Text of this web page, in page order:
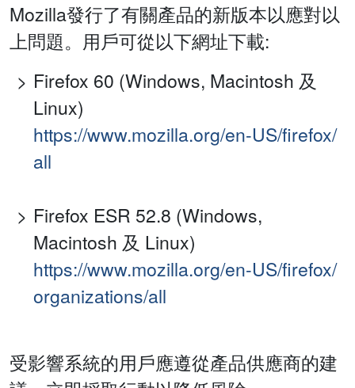
Mozilla發行了有關產品的新版本以應對以
上問題。用戶可從以下網址下載:
Firefox 60 (Windows, Macintosh 及
Linux)
https://www.mozilla.org/en-US/firefox/
all
Firefox ESR 52.8 (Windows,
Macintosh 及 Linux)
https://www.mozilla.org/en-US/firefox/
organizations/all
受影響系統的用戶應遵從產品供應商的建